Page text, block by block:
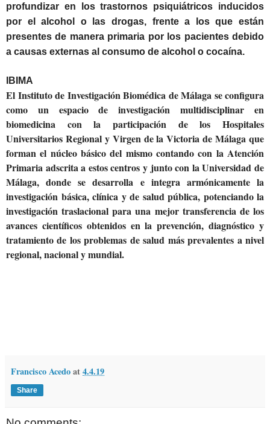
profundizar en los trastornos psiquiátricos inducidos
por el alcohol o las drogas, frente a los que están
presentes de manera primaria por los pacientes debido
a causas externas al consumo de alcohol o cocaína.
IBIMA
El Instituto de Investigación Biomédica de Málaga se configura
como un espacio de investigación multidisciplinar en
biomedicina con la participación de los Hospitales
Universitarios Regional y Virgen de la Victoria de Málaga que
forman el núcleo básico del mismo contando con la Atención
Primaria adscrita a estos centros y junto con la Universidad de
Málaga, donde se desarrolla e integra armónicamente la
investigación básica, clínica y de salud pública, potenciando la
investigación traslacional para una mejor transferencia de los
avances científicos obtenidos en la prevención, diagnóstico y
tratamiento de los problemas de salud más prevalentes a nivel
regional, nacional y mundial.
Francisco Acedoat4.4.19
Share